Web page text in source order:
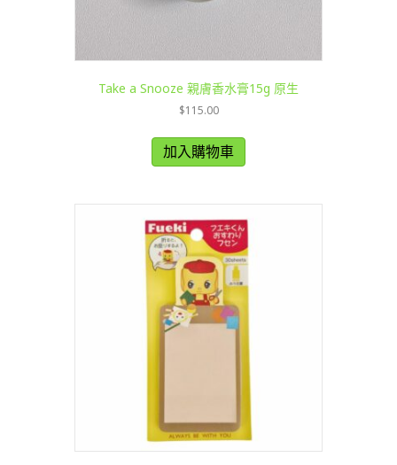
Take a Snooze 親膚香水膏15g 原生
$115.00
加入購物車